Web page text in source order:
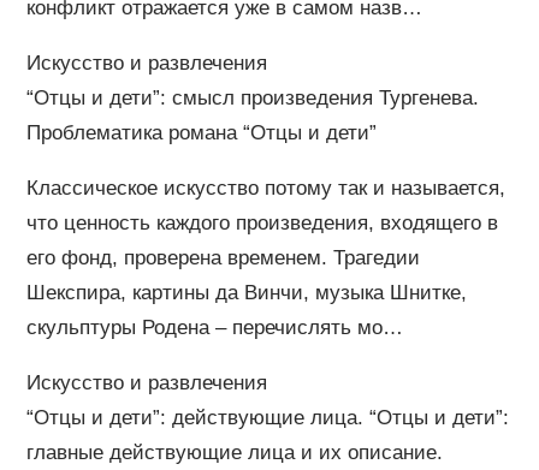
конфликт отражается уже в самом назв…
Искусство и развлечения
“Отцы и дети”: смысл произведения Тургенева.
Проблематика романа “Отцы и дети”
Классическое искусство потому так и называется,
что ценность каждого произведения, входящего в
его фонд, проверена временем. Трагедии
Шекспира, картины да Винчи, музыка Шнитке,
скульптуры Родена – перечислять мо…
Искусство и развлечения
“Отцы и дети”: действующие лица. “Отцы и дети”:
главные действующие лица и их описание.